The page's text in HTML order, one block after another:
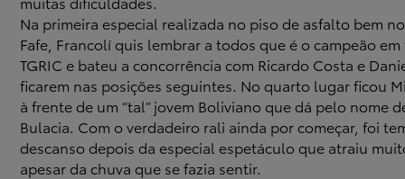
Na primeira especial realizada no piso de asfalto bem
Fafe, Francolí quis lembrar a todos que é o campeão
TGRIC e bateu a concorrência com Ricardo Costa e
ficarem nas posições seguintes. No quarto lugar ficou
à frente de um “tal” jovem Boliviano que dá pelo nome
Bulacia. Com o verdadeiro rali ainda por começar, foi
descanso depois da especial espetáculo que atraiu
apesar da chuva que se fazia sentir.